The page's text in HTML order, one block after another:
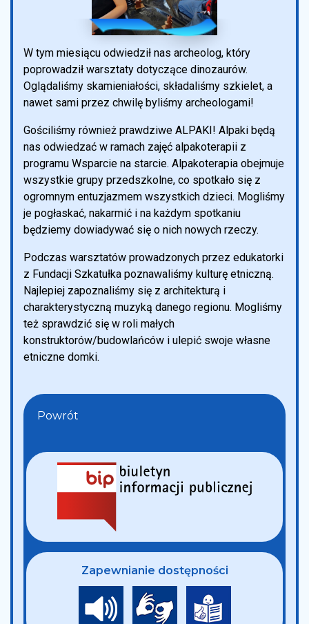
W tym miesiącu odwiedził nas archeolog, który
poprowadził warsztaty dotyczące dinozaurów.
Oglądaliśmy skamieniałości, składaliśmy szkielet, a
nawet sami przez chwilę byliśmy archeologami!
Gościliśmy również prawdziwe ALPAKI! Alpaki będą
nas odwiedzać w ramach zajęć alpakoterapii z
programu Wsparcie na starcie. Alpakoterapia obejmuje
wszystkie grupy przedszkolne, co spotkało się z
ogromnym entuzjazmem wszystkich dzieci. Mogliśmy
je pogłaskać, nakarmić i na każdym spotkaniu
będziemy dowiadywać się o nich nowych rzeczy.
Podczas warsztatów prowadzonych przez edukatorki
z Fundacji Szkatułka poznawaliśmy kulturę etniczną.
Najlepiej zapoznaliśmy się z architekturą i
charakterystyczną muzyką danego regionu. Mogliśmy
też sprawdzić się w roli małych
konstruktorów/budowlańców i ulepić swoje własne
etniczne domki.
Powrót
Zapewnianie dostępności